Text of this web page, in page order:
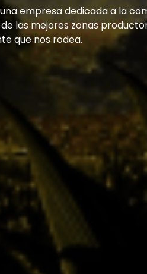
empresa dedicada a la
las mejores zonas
que nos rodea.